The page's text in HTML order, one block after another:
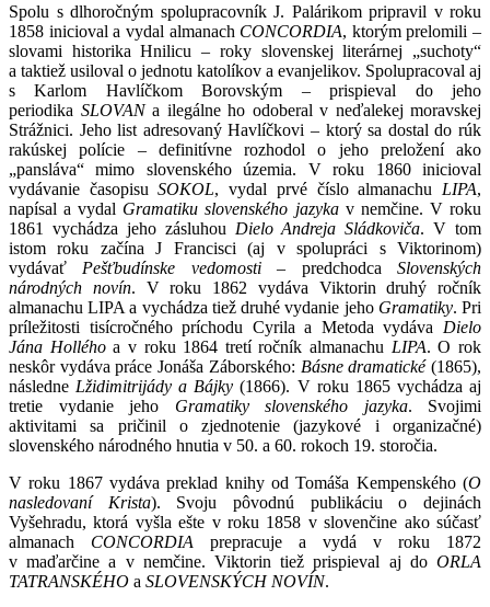
Spolu s dlhoročným spolupracovník J. Palárikom pripravil v roku
1858 inicioval a vydal almanach CONCORDIA, ktorým prelomili –
slovami historika Hnilicu – roky slovenskej literárnej „suchoty“
a taktiež usiloval o jednotu katolíkov a evanjelikov. Spolupracoval aj
s Karlom Havlíčkom Borovským – prispieval do jeho
periodika SLOVANa ilegálne ho odoberal v neďalekej moravskej
Strážnici. Jeho list adresovaný Havlíčkovi – ktorý sa dostal do rúk
rakúskej polície – definitívne rozhodol o jeho preložení ako
„pansláva“ mimo slovenského územia. V roku 1860 inicioval
vydávanie časopisuSOKOL, vydal prvé číslo almanachu LIPA,
napísal a vydal Gramatiku slovenského jazykav nemčine. V roku
1861 vychádza jeho zásluhou Dielo Andreja Sládkoviča. V tom
istom roku začína J Francisci (aj v spolupráci s Viktorinom)
vydávať Pešťbudínske vedomosti– predchodcaSlovenských
národných novín. V roku 1862 vydáva Viktorin druhý ročník
almanachu LIPA a vychádza tiež druhé vydanie jeho Gramatiky. Pri
príležitosti tisícročného príchodu Cyrila a Metoda vydáva Dielo
Jána Holléhoa v roku 1864 tretí ročník almanachu LIPA. O rok
neskôr vydáva práce Jonáša Záborského: Básne dramatické(1865),
následne Lžidimitrijády a Bájky (1866). V roku 1865 vychádza aj
tretie vydanie jeho Gramatiky slovenského jazyka. Svojimi
aktivitami sa pričinil o zjednotenie (jazykové i organizačné)
slovenského národného hnutia v 50. a 60. rokoch 19. storočia.
V roku 1867 vydáva preklad knihy od Tomáša Kempenského (O
nasledovaní Krista). Svoju pôvodnú publikáciu o dejinách
Vyšehradu, ktorá vyšla ešte v roku 1858 v slovenčine ako súčasť
almanach CONCORDIA prepracuje a vydá v roku 1872
v maďarčine a v nemčine. Viktorin tiež prispieval aj do ORLA
TATRANSKÉHO a SLOVENSKÝCH NOVÍN.